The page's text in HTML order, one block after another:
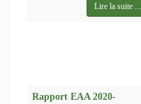
Lire la suite ...
Rapport EAA 2020-